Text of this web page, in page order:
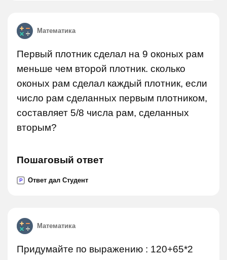
Математика
Первый плотник сделал на 9 оконых рам
меньше чем второй плотник. сколько
оконых рам сделал каждый плотник, если
число рам сделанных первым плотником,
составляет 5/8 числа рам, сделанных
вторым?
Пошаговый ответ
P Ответ дал Студент
Математика
Придумайте по выражению : 120+65*2